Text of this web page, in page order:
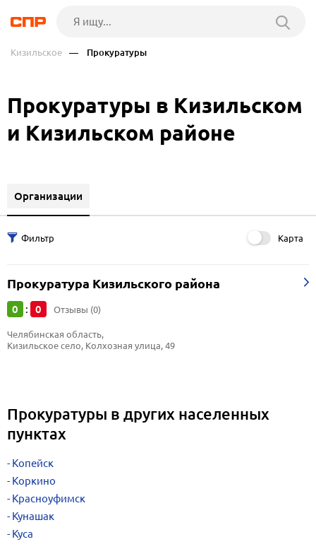
Кизильское — Прокуратуры
Прокуратуры в Кизильском
и Кизильском районе
Организации
Карта
Прокуратура Кизильского района
0 : 0 Отзывы (0)
Челябинская область,
Кизильское село, Колхозная улица, 49
Прокуратуры в других населенных
пунктах
Копейск
Коркино
Красноуфимск
Кунашак
Куса